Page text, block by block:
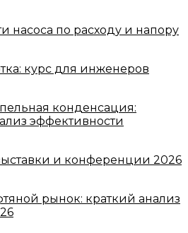
насоса по расходу и напору
курс для инженеров
конденсация:
эффективности
и конференции 2026
рынок: краткий анализ